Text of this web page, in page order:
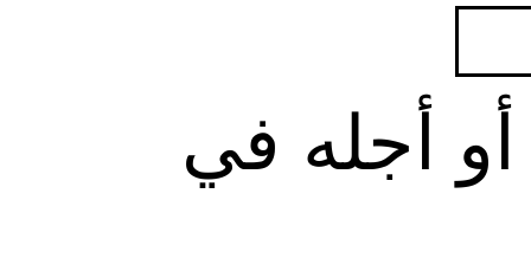
أجله في